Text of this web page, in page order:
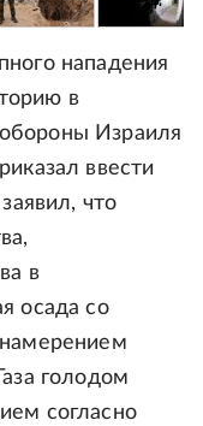
нападения
в
Израиля
ввести
что
в
осада со
голодом
согласно